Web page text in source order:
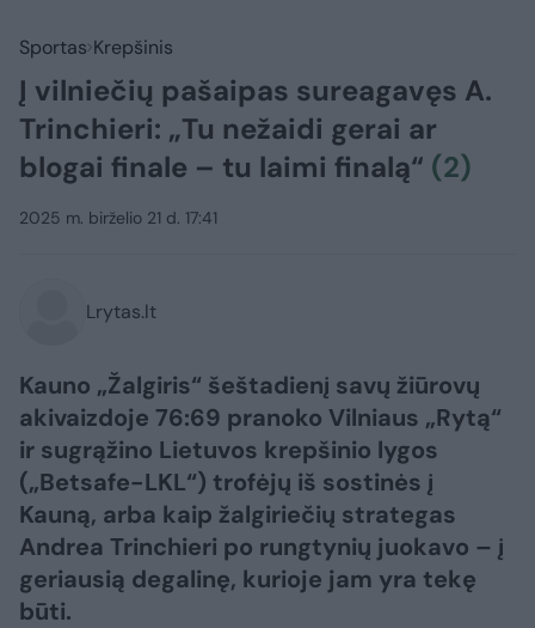
Sportas Krepšinis
Į vilniečių pašaipas sureagavęs A.
Trinchieri: „Tu nežaidi gerai ar
blogai finale – tu laimi finalą“ (2)
2025 m. birželio 21 d. 17:41
Lrytas.lt
Kauno „Žalgiris“ šeštadienį savų žiūrovų
akivaizdoje 76:69 pranoko Vilniaus „Rytą“
ir sugrąžino Lietuvos krepšinio lygos
(„Betsafe-LKL“) trofėjų iš sostinės į
Kauną, arba kaip žalgiriečių strategas
Andrea Trinchieri po rungtynių juokavo – į
geriausią degalinę, kurioje jam yra tekę
būti.